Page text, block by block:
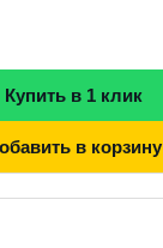
Купить в 1 клик
в корзину